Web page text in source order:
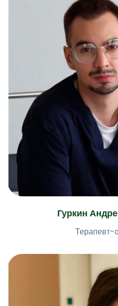
Гуркин
Терапевт-